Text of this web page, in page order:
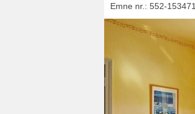
Emne nr.: 552-153471